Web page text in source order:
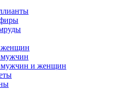
женщин
мужчин и женщин